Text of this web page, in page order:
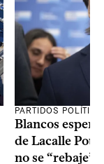
PARTIDOS
Blancos
de Lacalle Pou
no se “rebaje”